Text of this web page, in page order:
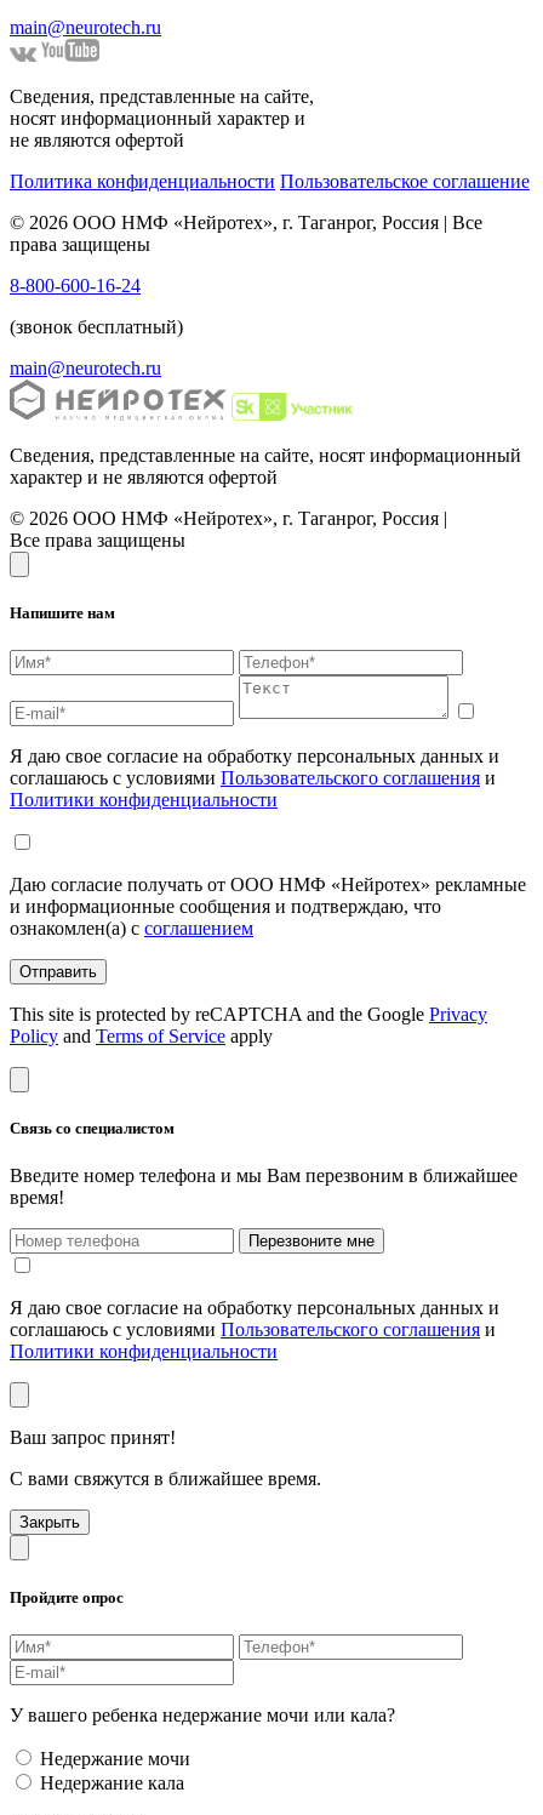
main@neurotech.ru
Сведения, представленные на сайте,
носят информационный характер и
не являются офертой
Политика конфиденциальности Пользовательское соглашение
© 2026 ООО НМФ «Нейротех», г. Таганрог, Россия | Все
права защищены
8-800-600-16-24
(звонок бесплатный)
main@neurotech.ru
Сведения, представленные на сайте, носят информационный
характер и не являются офертой
© 2026 ООО НМФ «Нейротех», г. Таганрог, Россия |
Все права защищены
Напишите нам
Я даю свое согласие на обработку персональных данных и
соглашаюсь с условиями Пользовательского соглашения и
Политики конфиденциальности
Даю согласие получать от ООО НМФ «Нейротех» рекламные
и информационные сообщения и подтверждаю, что
ознакомлен(а) с соглашением
Отправить
This site is protected by reCAPTCHA and the Google Privacy
Policy and Terms of Service apply
Связь со специалистом
Введите номер телефона и мы Вам перезвоним в ближайшее
время!
Перезвоните мне
Я даю свое согласие на обработку персональных данных и
соглашаюсь с условиями Пользовательского соглашения и
Политики конфиденциальности
Ваш запрос принят!
С вами свяжутся в ближайшее время.
Закрыть
Пройдите опрос
У вашего ребенка недержание мочи или кала?
Недержание мочи
Недержание кала